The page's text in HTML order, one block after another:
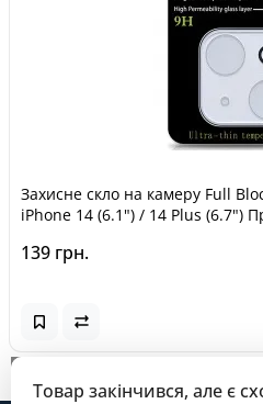
Захисне скло на камеру Full
iPhone 14 (6.1") / 14 Plus (6.7")
139 грн.
Товар закінчився, але є
Завантажується...